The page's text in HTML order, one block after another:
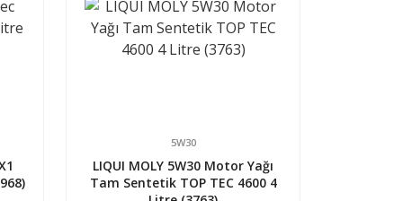
5W30
LIQUI MOLY 5W30 Motor Yağı
Tam Sentetik TOP TEC 4600 4